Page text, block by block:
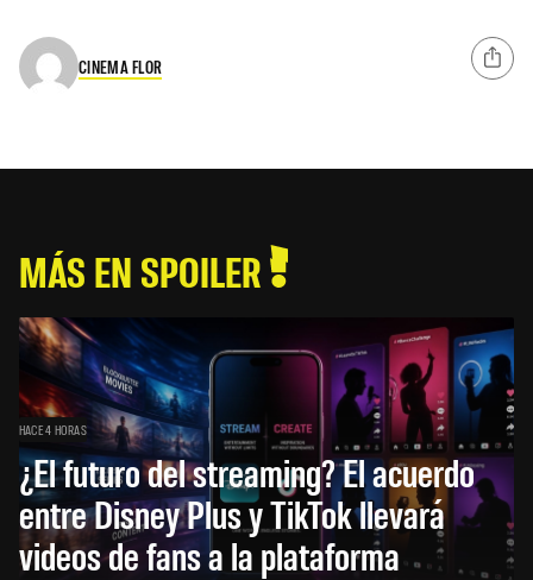
CINEMA FLOR
MÁS EN SPOILER
HACE 4 HORAS
¿El futuro del streaming? El acuerdo
entre Disney Plus y TikTok llevará
videos de fans a la plataforma